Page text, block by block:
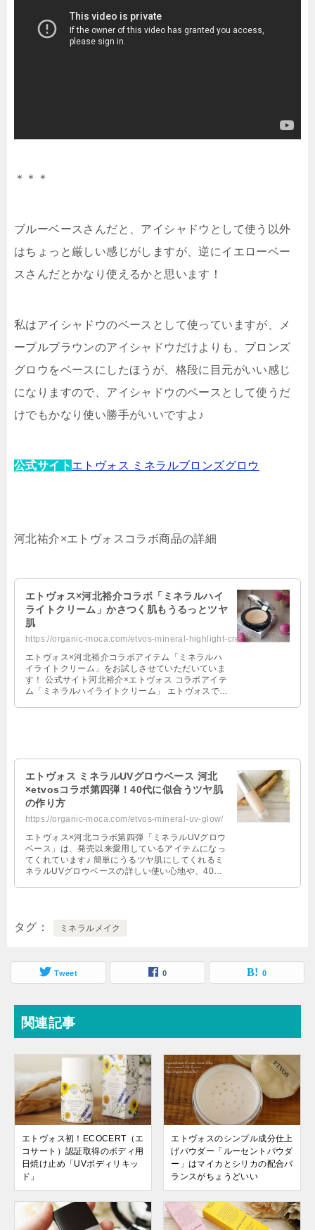
＊＊＊
ブルーベースさんだと、アイシャドウとして使う以外
はちょっと厳しい感じがしますが、逆にイエローベー
スさんだとかなり使えるかと思います！
私はアイシャドウのベースとして使っていますが、メ
ープルブラウンのアイシャドウだけよりも、ブロンズ
グロウをベースにしたほうが、格段に目元がいい感じ
になりますので、アイシャドウのベースとして使うだ
けでもかなり使い勝手がいいですよ♪
公式サイト エトヴォス ミネラルブロンズグロウ
河北祐介×エトヴォスコラボ商品の詳細
エトヴォス×河北裕介コラボ「ミネラルハイ
ライトクリーム」かさつく肌もうるっとツヤ
肌
https://organic-moca.com/etvos-mineral-highlight-cream/
エトヴォス×河北裕介コラボアイテム「ミネラルハ
イライトクリーム」をお試しさせていただいていま
す！ 公式サイト河北裕介×エトヴォス コラボアイテ
ム「ミネラルハイライトクリーム」 エトヴォスで
エトヴォス ミネラルUVグロウベース 河北
×etvosコラボ第四弾！40代に似合うツヤ肌
の作り方
https://organic-moca.com/etvos-mineral-uv-glow/
エトヴォス×河北コラボ第四弾「ミネラルUVグロウ
ベース」は、発売以来愛用しているアイテムになっ
てくれています♪ 簡単にうるツヤ肌にしてくれるミ
ネラルUVグロウベースの詳しい使い心地や、40代
タグ ミネラルメイク
Tweet 0 0
関連記事
エトヴォス初！ECOCERT（エ
コサート）認証取得のボディ用
日焼け止め「UVボディリキッ
ド」
エトヴォスのシンプル成分仕上
げパウダー「ルーセントパウダ
ー」はマイカとシリカの配合バ
ランスがちょうどいい